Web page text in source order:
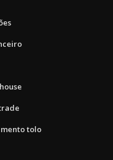
tolo